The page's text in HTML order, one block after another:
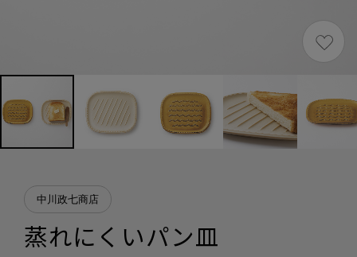
中川政七商店
蒸れにくいパン皿